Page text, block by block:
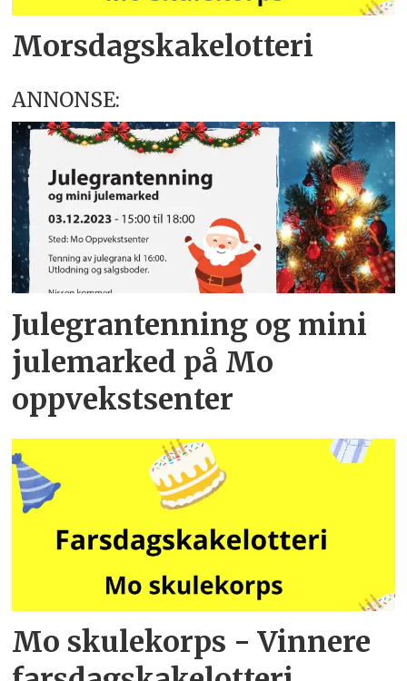
Morsdagskakelotteri
ANNONSE:
Julegrantenning og mini
julemarked på Mo
oppvekstsenter
Mo skulekorps - Vinnere